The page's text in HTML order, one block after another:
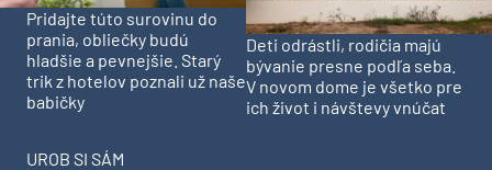
Pridajte túto surovinu do
prania, obliečky budú
hladšie a pevnejšie. Starý
trik z hotelov poznali už naše
babičky
Deti odrástli, rodičia majú
bývanie presne podľa seba.
V novom dome je všetko pre
ich život i návštevy vnúčat
UROB SI SÁM